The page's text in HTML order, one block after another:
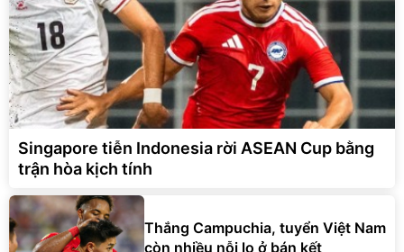
Singapore tiễn Indonesia rời ASEAN Cup bằng
trận hòa kịch tính
Thắng Campuchia, tuyển Việt Nam
còn nhiều nỗi lo ở bán kết